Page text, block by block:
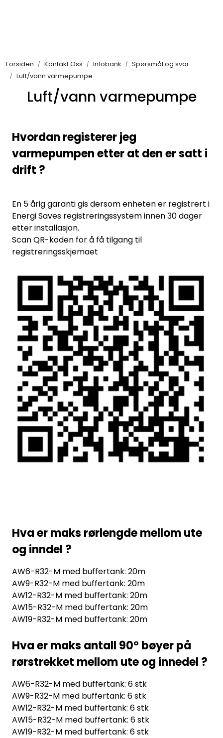
Forsiden Kontakt Oss Infobank
Spørsmål og svar
Luft/vann varmepumpe
Luft/vann varmepumpe
Hvordan registerer jeg
varmepumpen etter at den er satt i
drift ?
En 5 årig garanti gis dersom enheten er registrert i
Energi Saves registreringssystem innen 30 dager
etter installasjon.
Scan QR-koden for å få tilgang til
registreringsskjemaet
Hva er maks rørlengde mellom ute
og inndel ?
AW6-R32-M med buffertank: 20m
AW9-R32-M med buffertank: 20m
AW12-R32-M med buffertank: 20m
AW15-R32-M med buffertank: 20m
AW19-R32-M med buffertank: 20m
Hva er maks antall 90° bøyer på
rørstrekket mellom ute og innedel ?
AW6-R32-M med buffertank: 6 stk
AW9-R32-M med buffertank: 6 stk
AW12-R32-M med buffertank: 6 stk
AW15-R32-M med buffertank: 6 stk
AW19-R32-M med buffertank: 6 stk
KAMPANJER
Kontakt Oss
Reservedeler
Be om tilbud